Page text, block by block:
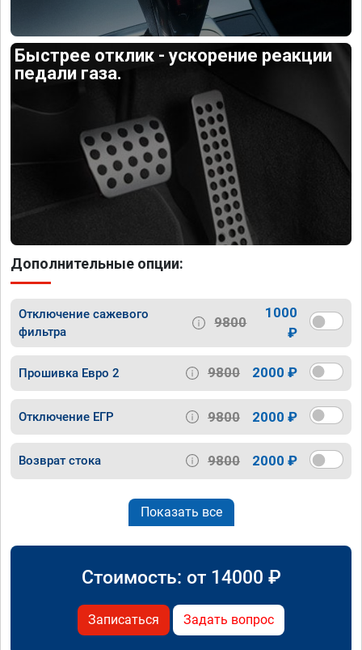
Быстрее отклик - ускорение реакции
педали газа.
Дополнительные опции:
Отключение сажевого
фильтра
9800
1000
₽
Прошивка Евро 2 9800 2000 ₽
Отключение ЕГР 9800 2000 ₽
Возврат стока 9800 2000 ₽
Показать все
Стоимость: от 14000 ₽
Записаться Задать вопрос